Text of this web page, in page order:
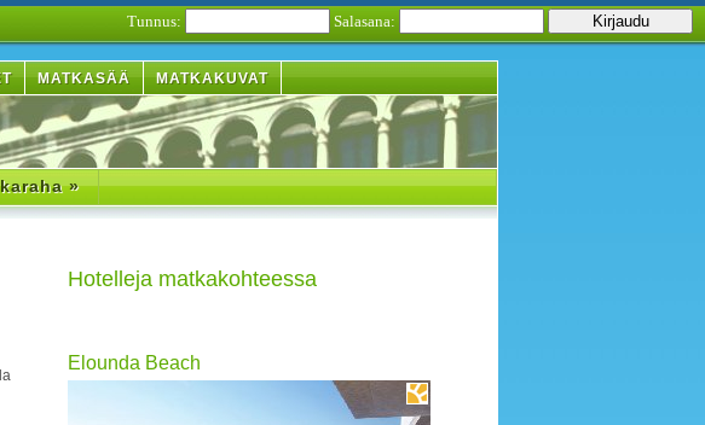
Tunnus: Salasana:
MATKASÄÄ MATKAKUVAT
»
Hotelleja matkakohteessa
Elounda Beach